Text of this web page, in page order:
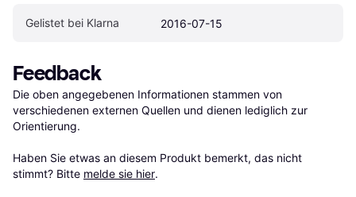
Gelistet bei Klarna 2016-07-15
Feedback
Die oben angegebenen Informationen stammen von
verschiedenen externen Quellen und dienen lediglich zur
Orientierung.
Haben Sie etwas an diesem Produkt bemerkt, das nicht
stimmt? Bitte melde sie hier.